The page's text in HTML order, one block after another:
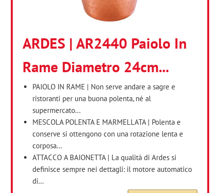
ARDES | AR2440 Paiolo In
Rame Diametro 24cm...
PAIOLO IN RAME | Non serve andare a sagre e
ristoranti per una buona polenta, né al
supermercato...
MESCOLA POLENTA E MARMELLATA | Polenta e
conserve si ottengono con una rotazione lenta e
corposa...
ATTACCO A BAIONETTA | La qualità di Ardes si
definisce sempre nei dettagli: il motore automatico
di...